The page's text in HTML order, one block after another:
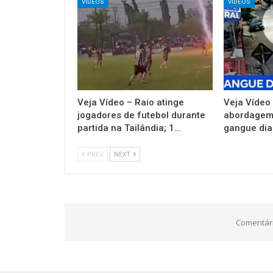
VIDEOS
Veja Vídeo – Raio atinge
jogadores de futebol durante
partida na Tailândia; 1…
VIDEOS
Veja
gangue
PREV NEXT